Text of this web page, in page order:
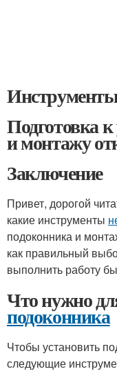
Подготовка
и монтажу
Заключение
Привет, дорогой
какие инструменты
подоконника и
как правильный
выполнить работу
Что нужно
подоконника
Чтобы установить
следующие